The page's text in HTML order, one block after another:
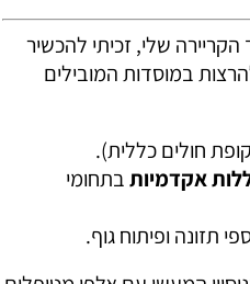
שלי, זכיתי להכשיר
במוסדות המובילים
חולים כללית).
אקדמיותבתחומי
תזונה ופיתוח גוף.